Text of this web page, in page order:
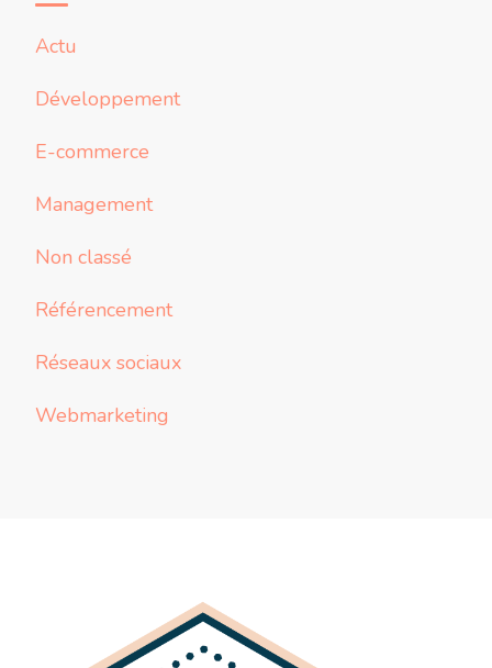
Actu
Développement
E-commerce
Management
Non classé
Référencement
Réseaux sociaux
Webmarketing